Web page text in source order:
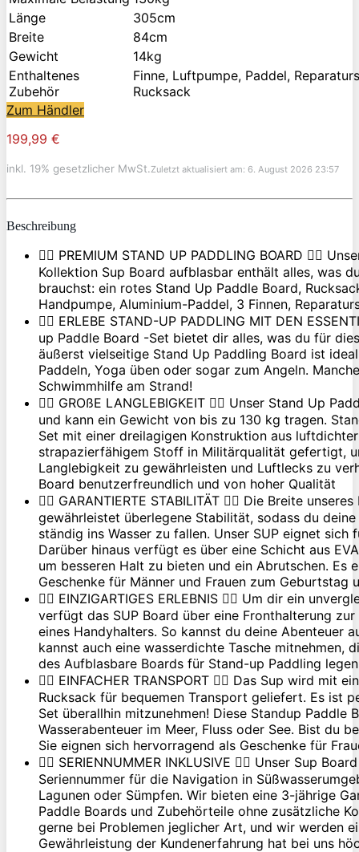
199,99 €
inkl. 19% gesetzlicher MwSt.Zuletzt aktualisiert am: 6. August 2026 23:57
Zum Händler
Länge
305cm
Breite
84cm
Gewicht
14kg
Enthaltenes
Zubehör
Finne, Luftpumpe, Paddel,
Rucksack
Beschreibung
🏄‍♂️ PREMIUM STAND UP PADDLING BOARD 🏄‍♂️
Kollektion Sup Board aufblasbar enthält alles, was
brauchst: ein rotes Stand Up Paddle Board,
Handpumpe, Aluminium-Paddel, 3 Finnen,
🏄‍♂️ ERLEBE STAND-UP PADDLING MIT DEN
up Paddle Board -Set bietet dir alles, was du für
äußerst vielseitige Stand Up Paddling Board ist
Paddeln, Yoga üben oder sogar zum Angeln.
Schwimmhilfe am Strand!
🏄‍♂️ GROßE LANGLEBIGKEIT 🏄‍♂️ Unser Stand Up
und kann ein Gewicht von bis zu 130 kg tragen.
Set mit einer dreilagigen Konstruktion aus
strapazierfähigem Stoff in Militärqualität gefertigt,
Langlebigkeit zu gewährleisten und Luftlecks zu
Board benutzerfreundlich und von hoher Qualität
🏄‍♂️ GARANTIERTE STABILITÄT 🏄‍♂️ Die Breite
gewährleistet überlegene Stabilität, sodass du
ständig ins Wasser zu fallen. Unser SUP eignet sich
Darüber hinaus verfügt es über eine Schicht aus
um besseren Halt zu bieten und ein Abrutschen. Es
Geschenke für Männer und Frauen zum Geburtstag
🏄‍♂️ EINZIGARTIGES ERLEBNIS 🏄‍♂️ Um dir ein
verfügt das SUP Board über eine Fronthalterung
eines Handyhalters. So kannst du deine Abenteuer
kannst auch eine wasserdichte Tasche mitnehmen,
des Aufblasbare Boards für Stand-up Paddling
🏄‍♂️ EINFACHER TRANSPORT 🏄‍♂️ Das Sup wird mit
Rucksack für bequemen Transport geliefert. Es ist
Set überallhin mitzunehmen! Diese Standup Paddle
Wasserabenteuer im Meer, Fluss oder See. Bist du
Sie eignen sich hervorragend als Geschenke für
🏄‍♂️ SERIENNUMMER INKLUSIVE 🏄‍♂️ Unser Sup
Seriennummer für die Navigation in
Lagunen oder Sümpfen. Wir bieten eine 3-jährige
Paddle Boards und Zubehörteile ohne zusätzliche
gerne bei Problemen jeglicher Art, und wir werden
Gewährleistung der Kundenerfahrung hat bei uns